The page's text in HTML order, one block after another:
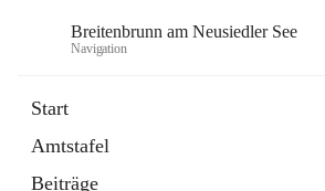
Breitenbrunn am Neusiedler See
Navigation
Start
Amtstafel
Beiträge
18 Schnellzugriffe